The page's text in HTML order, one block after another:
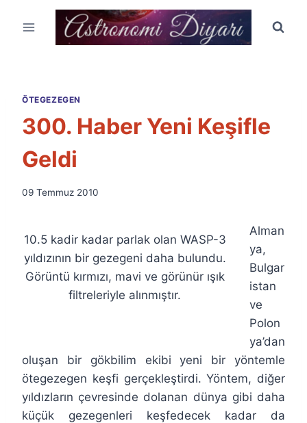
ÖTEGEZEGEN
300. Haber Yeni Keşifle
Geldi
By
Özyar
09 Temmuz 2010
10.5 kadir kadar parlak olan WASP-3
yıldızının bir gezegeni daha bulundu.
Görüntü kırmızı, mavi ve görünür ışık
filtreleriyle alınmıştır.
Alman
ya,
Bulgar
istan
ve
Polon
ya’dan
oluşan bir gökbilim ekibi yeni bir yöntemle
ötegezegen keşfi gerçekleştirdi. Yöntem, diğer
yıldızların çevresinde dolanan dünya gibi daha
küçük gezegenleri keşfedecek kadar da